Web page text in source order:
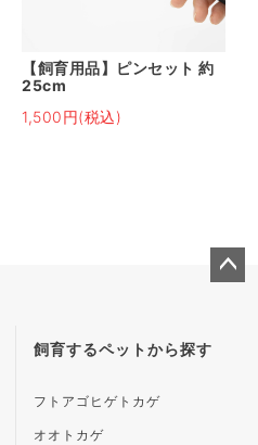
【飼育用品】ピンセット 約
25cm
1,500円(税込)
飼育するペットから探す
フトアゴヒゲトカゲ
オオトカゲ